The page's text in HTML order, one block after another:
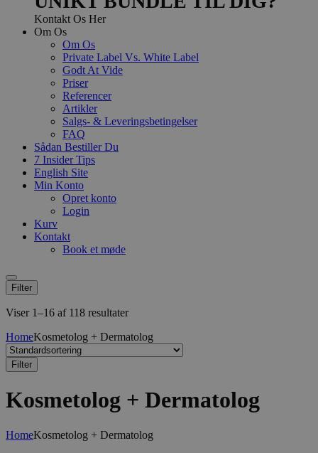
Kontakt Os Her
Om Os
Om Os
Private Label Vs. White Label
Godt At Vide
Priser
Referencer
Artikler
Salgs- & Leveringsbetingelser
FAQ
Sådan Bestiller Du
7 Insider Tips
English Site
Min Konto
Opret konto
Login
Kurv
Kontakt
Book et møde
Filter
Viser 1–16 af 118 resultater
HomeKosmetolog + Dermatolog
Filter
Kosmetolog + Dermatolog
HomeKosmetolog + Dermatolog